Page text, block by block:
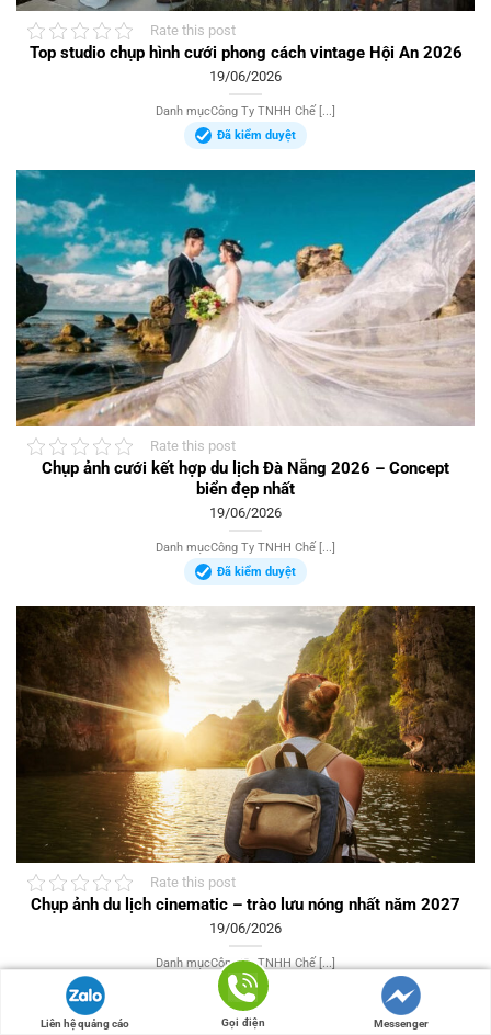
Rate this post
Top studio chụp hình cưới phong cách vintage Hội An 2026
19/06/2026
Danh mụcCông Ty TNHH Chế [...]
Đã kiểm duyệt
Rate this post
Chụp ảnh cưới kết hợp du lịch Đà Nẵng 2026 – Concept
biển đẹp nhất
19/06/2026
Danh mụcCông Ty TNHH Chế [...]
Đã kiểm duyệt
Rate this post
Chụp ảnh du lịch cinematic – trào lưu nóng nhất năm 2027
19/06/2026
Danh mụcCông Ty TNHH Chế [...]
Đã kiểm duyệt
Liên hệ quảng cáo Gọi điện Messenger